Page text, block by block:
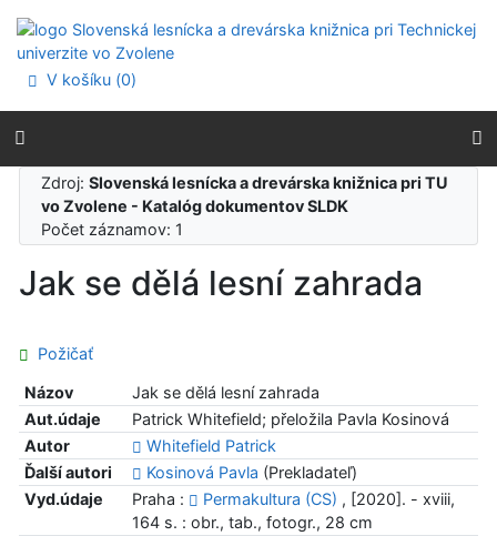
Prejsť na menu
Prehlásenie o webovej prístupnosti
V košíku (0)
Zdroj:Slovenská lesnícka a drevárska knižnica pri TU
vo Zvolene - Katalóg dokumentov SLDK
Počet záznamov: 1
Jak se dělá lesní zahrada
Požičať
Názov
Jak se dělá lesní zahrada
Aut.údaje
Patrick Whitefield; přeložila Pavla Kosinová
Autor
Whitefield Patrick
Ďalší autori
Kosinová Pavla (Prekladateľ)
Vyd.údaje
Praha : Permakultura (CS) , [2020]. - xviii,
164 s. : obr., tab., fotogr., 28 cm